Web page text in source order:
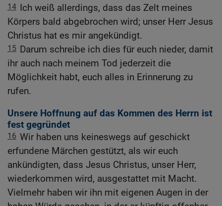
14 Ich weiß allerdings, dass das Zelt meines
Körpers bald abgebrochen wird; unser Herr Jesus
Christus hat es mir angekündigt.
15 Darum schreibe ich dies für euch nieder, damit
ihr auch nach meinem Tod jederzeit die
Möglichkeit habt, euch alles in Erinnerung zu
rufen.
Unsere Hoffnung auf das Kommen des Herrn ist
fest gegründet
16 Wir haben uns keineswegs auf geschickt
erfundene Märchen gestützt, als wir euch
ankündigten, dass Jesus Christus, unser Herr,
wiederkommen wird, ausgestattet mit Macht.
Vielmehr haben wir ihn mit eigenen Augen in der